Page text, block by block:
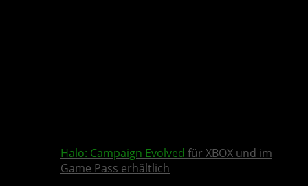
Halo: Campaign Evolved für XBOX und im
Game Pass erhältlich